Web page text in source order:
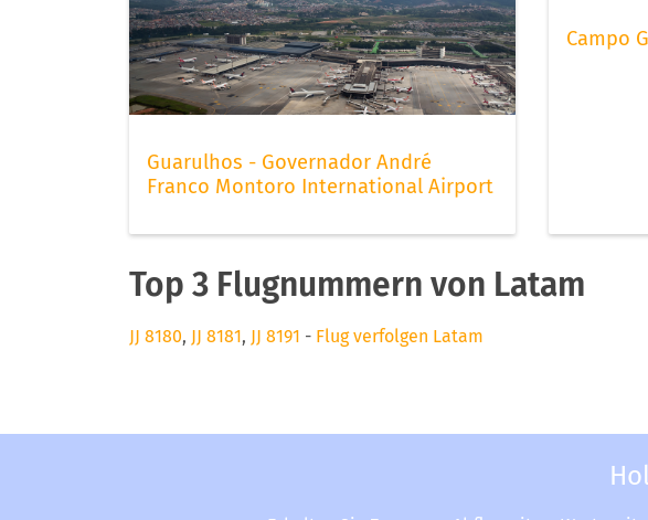
Guarulhos - Governador André
Franco Montoro International Airport
Campo
Top 3 Flugnummern von Latam
JJ 8180, JJ 8181, JJ 8191 - Flug verfolgen Latam